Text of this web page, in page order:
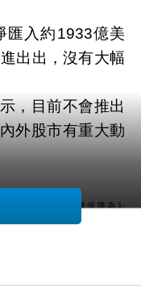
匯入約1933億美
出出，沒有大幅
，目前不會推出
外股市有重大動
宗贊成股利補充健保降為1-